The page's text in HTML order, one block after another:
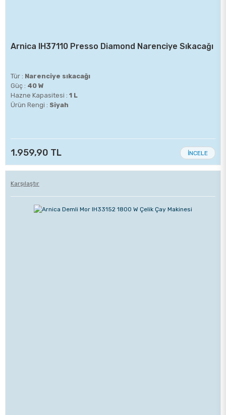
Arnica IH37110 Presso Diamond Narenciye Sıkacağı
Tür : Narenciye sıkacağı
Güç : 40 W
Hazne Kapasitesi : 1 L
Ürün Rengi : Siyah
1.959,90 TL İNCELE
Karşılaştır